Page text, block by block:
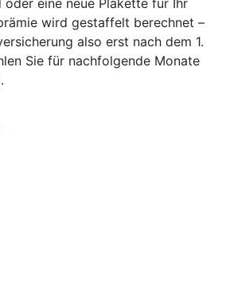
wird gestaffelt berechnet –
also erst nach dem 1.
Sie für nachfolgende Monate